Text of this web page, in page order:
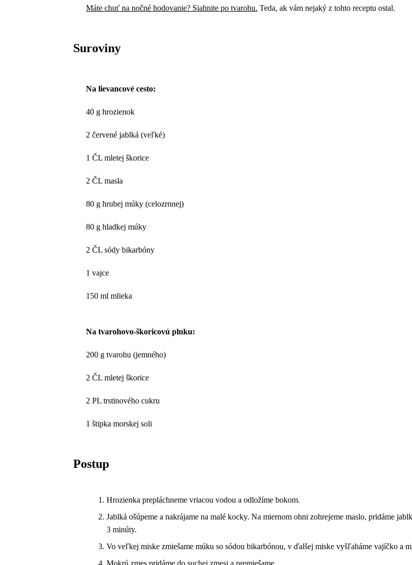
Máte chuť na nočné hodovanie? Siahnite po tvarohu. Teda, ak vám nejaký z tohto receptu ostal.
Suroviny
Na lievancové cesto:
40 g hrozienok
2 červené jablká (veľké)
1 ČL mletej škorice
2 ČL masla
80 g hrubej múky (celozrnnej)
80 g hladkej múky
2 ČL sódy bikarbóny
1 vajce
150 ml mlieka
Na tvarohovo-škoricovú plnku:
200 g tvarohu (jemného)
2 ČL mletej škorice
2 PL trstinového cukru
1 štipka morskej soli
Postup
Hrozienka prepláchneme vriacou vodou a odložíme bokom.
Jablká ošúpeme a nakrájame na malé kocky. Na miernom ohni zohrejeme maslo, pridáme
3 minúty.
Vo veľkej miske zmiešame múku so sódou bikarbónou, v ďalšej miske vyšľaháme vajíčko a